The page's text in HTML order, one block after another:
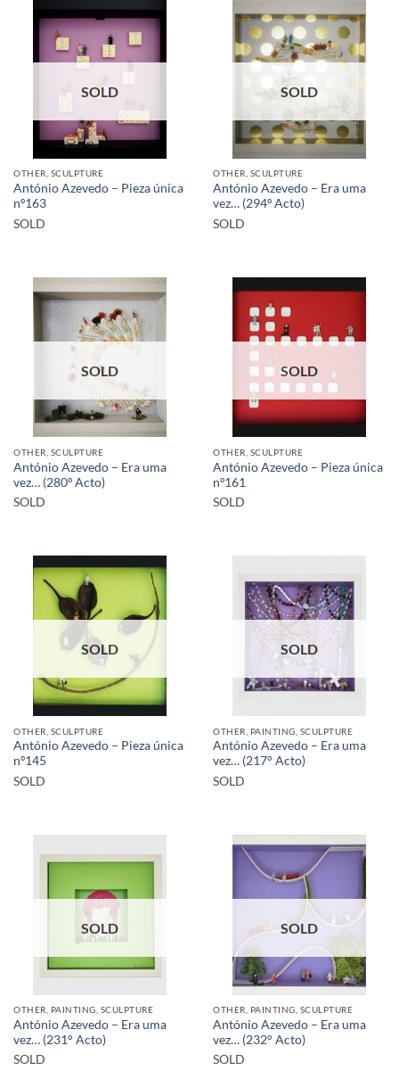
SOLD
OTHER, SCULPTURE
António Azevedo – Pieza única
nº163
SOLD
SOLD
OTHER, SCULPTURE
António Azevedo – Era uma
vez… (294º Acto)
SOLD
SOLD
OTHER, SCULPTURE
António Azevedo – Era uma
vez… (280º Acto)
SOLD
SOLD
OTHER, SCULPTURE
António Azevedo – Pieza única
nº161
SOLD
SOLD
OTHER, SCULPTURE
António Azevedo – Pieza única
nº145
SOLD
SOLD
OTHER, PAINTING, SCULPTURE
António Azevedo – Era uma
vez… (217° Acto)
SOLD
SOLD
OTHER, PAINTING, SCULPTURE
António Azevedo – Era uma
vez… (231° Acto)
SOLD
SOLD
OTHER, PAINTING, SCULPTURE
António Azevedo – Era uma
vez… (232° Acto)
SOLD